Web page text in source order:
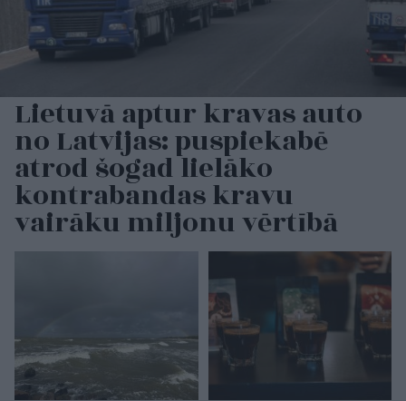
Lietuvā aptur kravas auto
no Latvijas: puspiekabē
atrod šogad lielāko
kontrabandas kravu
vairāku miljonu vērtībā